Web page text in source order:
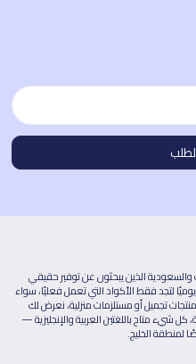
والسعودية الذين يبحثون عن توفير حقيقي
لتجد فقط الأكواد التي تعمل فعليًا، سواء
تجميل أو مستلزمات منزلية، نعرض لك
شيء متاح باللغتين العربية والإنجليزية —
لمنطقة الخليج.